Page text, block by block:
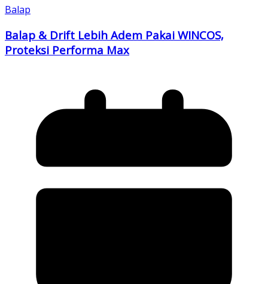
Balap
Balap & Drift Lebih Adem Pakai WINCOS,
Proteksi Performa Max